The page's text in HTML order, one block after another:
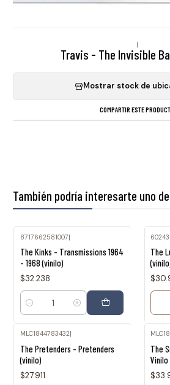
|
Travis - The Invisible
Mostrar stock de
COMPARTIR ESTE
También podría interesarte uno
8717662581007|
The Kinks - Transmissions 1964
- 1968 (vinilo)
$32.238
Cantidad
The
MLC1844783432|
The Pretenders - Pretenders
(vinilo)
$27.911
The
Vinilo